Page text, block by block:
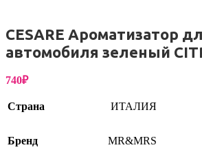
CESARE Ароматизатор
автомобиля зеленый
740₽
Страна ИТАЛИЯ
Бренд MR&MRS